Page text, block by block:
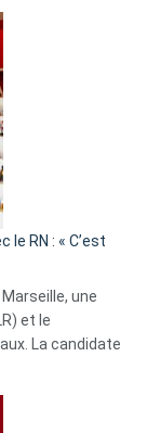
Algérie
RN : « C’est
une
et le
La candidate